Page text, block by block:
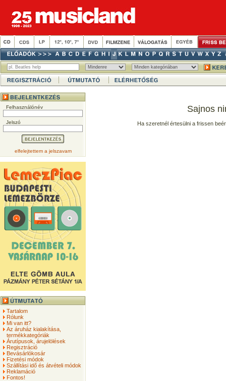
Felhasználónév
Jelszó
elfelejtettem a jelszavam
Tartalom
Rólunk
Mi van itt?
Az áruház kialakítása,
termékkategóriák
Árutípusok, árujelölések
Regisztráció
Bevásárlókosár
Fizetési módok
Szállítási idő és átvételi módok
Reklamáció
Fontos!
Sajnos
Ha szeretnél értesülni a frissen